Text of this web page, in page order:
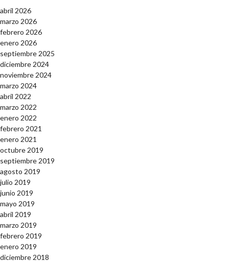
abril 2026
marzo 2026
febrero 2026
enero 2026
septiembre 2025
diciembre 2024
noviembre 2024
marzo 2024
abril 2022
marzo 2022
enero 2022
febrero 2021
enero 2021
octubre 2019
septiembre 2019
agosto 2019
julio 2019
junio 2019
mayo 2019
abril 2019
marzo 2019
febrero 2019
enero 2019
diciembre 2018